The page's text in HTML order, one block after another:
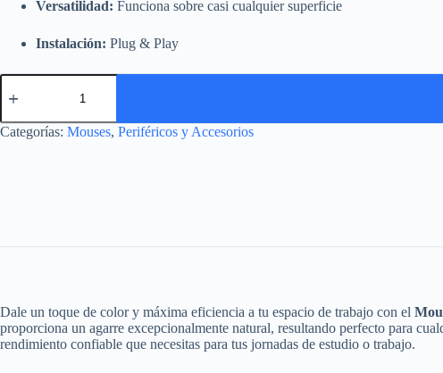
Versatilidad: Funciona sobre casi cualquier superficie
Instalación: Plug & Play
Mouse
Genius
7005
(BlueEye
Categorías: Mouses, Periféricos y Accesorios
Dale un toque de color y máxima eficiencia a tu espacio de trabajo con el
proporciona un agarre excepcionalmente natural, resultando perfecto para
rendimiento confiable que necesitas para tus jornadas de estudio o trabajo.